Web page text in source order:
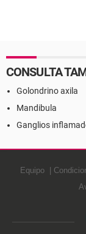
CONSULTA
Golondrino axila
Mandibula
Ganglios
Equipo